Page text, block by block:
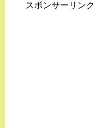
スポンサーリンク